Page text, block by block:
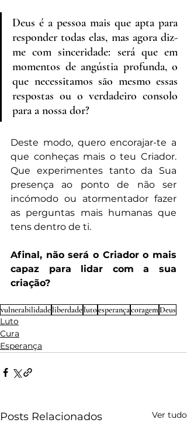
Deus é a pessoa mais que apta para
responder todas elas, mas agora diz-
me com sinceridade: será que em
momentos de angústia profunda, o
que necessitamos são mesmo essas
respostas ou o verdadeiro consolo
para a nossa dor?
Deste modo, quero encorajar-te a
que conheças mais o teu Criador.
Que experimentes tanto da Sua
presença ao ponto de não ser
incómodo ou atormentador fazer
as perguntas mais humanas que
tens dentro de ti.
Afinal, não será o Criador o mais
capaz para lidar com a sua
criação?
vulnerabilidadeliberdadelutoesperançacoragemDeus
Luto
Cura
Esperança
Posts Relacionados Ver tudo